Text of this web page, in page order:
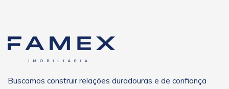
Buscamos construir relações duradouras e de confiança